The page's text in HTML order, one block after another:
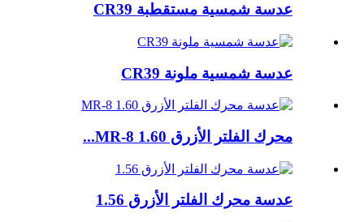
عدسة شمسية مستقطبة CR39
عدسة شمسية ملونة CR39
محرك الفلتر الأزرق 1.60 MR-8...
عدسة محرك الفلتر الأزرق 1.56